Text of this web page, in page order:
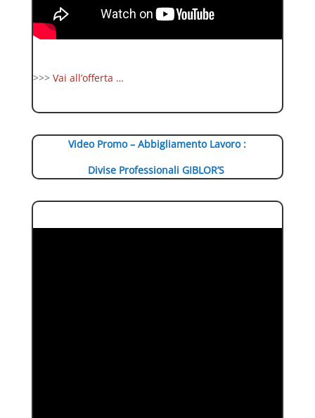
>>> Vai all’offerta …
Video Promo – Abbigliamento Lavoro :
Divise Professionali GIBLOR’S